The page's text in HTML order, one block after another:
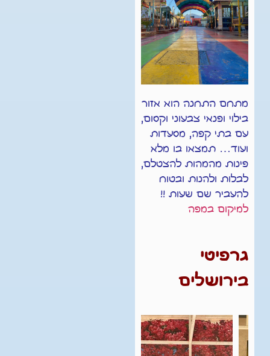
מתחם התחנה הוא אזור
בילוי ופנאי צבעוני וקסום,
עם בתי קפה, מסעדות
ועוד… תמצאו בו מלא
פינות מהמהות להצטלם,
לבלות ולהנות ובטוח
להעביר שם שעות !!
למיקום במפה
גרפיטי
בירושלים